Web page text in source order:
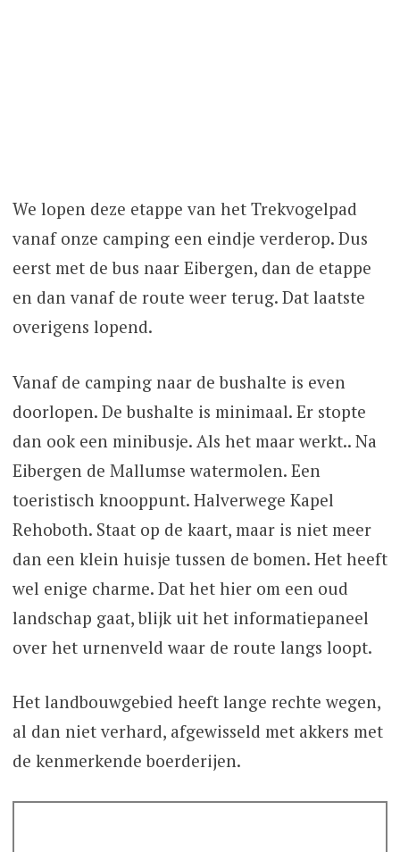
We lopen deze etappe van het Trekvogelpad
vanaf onze camping een eindje verderop. Dus
eerst met de bus naar Eibergen, dan de etappe
en dan vanaf de route weer terug. Dat laatste
overigens lopend.
Vanaf de camping naar de bushalte is even
doorlopen. De bushalte is minimaal. Er stopte
dan ook een minibusje. Als het maar werkt.. Na
Eibergen de Mallumse watermolen. Een
toeristisch knooppunt. Halverwege Kapel
Rehoboth. Staat op de kaart, maar is niet meer
dan een klein huisje tussen de bomen. Het heeft
wel enige charme. Dat het hier om een oud
landschap gaat, blijk uit het informatiepaneel
over het urnenveld waar de route langs loopt.
Het landbouwgebied heeft lange rechte wegen,
al dan niet verhard, afgewisseld met akkers met
de kenmerkende boerderijen.